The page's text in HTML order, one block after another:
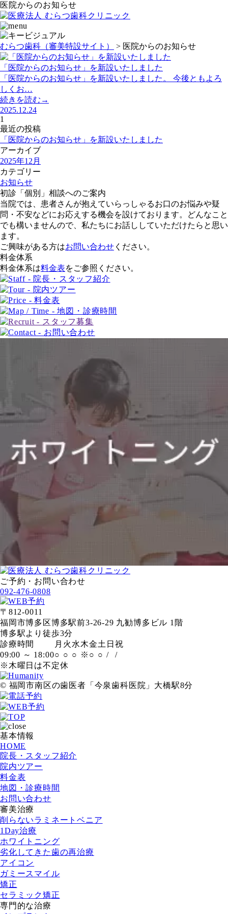
医院からのお知らせ
むらつ歯科（審美特設サイト） > 医院からのお知らせ
「医院からのお知らせ」を新設いたしました
「医院からのお知らせ」を新設いたしました。 今後ともよろ
しくお…
続きを読む→
2025.12.24
1
最近の投稿
「医院からのお知らせ」を新設いたしました
アーカイブ
2025年12月
カテゴリー
お知らせ
初診「個別」相談へのご案内
当院では、患者さんが抱えていらっしゃるお口のお悩みや疑
問・不安などにお応えする機会を設けております。どんなこと
でも構いませんので、私たちにお話ししていただけたらと思い
ます。
ご興味がある方はお問い合わせ ください。
料金体系
料金体系は料金表をご参照ください。
ご予約・お問い合わせ
092-476-0808
〒812-0011
福岡市博多区博多駅前3-26-29 九勧博多ビル 1階
博多駅より徒歩3分
診療時間
月 火 水木金土 日 祝
09:00 ～ 18:00○ ○ ○ ※ ○ ○ /
/
※木曜日は不定休
© 福岡市南区の歯医者「今泉歯科医院」大橋駅8分
基本情報
HOME
院長・スタッフ紹介
院内ツアー
料金表
地図・診療時間
お問い合わせ
審美治療
削らないラミネートベニア
1Day治療
ホワイトニング
劣化してきた歯の再治療
アイコン
ガミースマイル
矯正
セラミック矯正
専門的な治療